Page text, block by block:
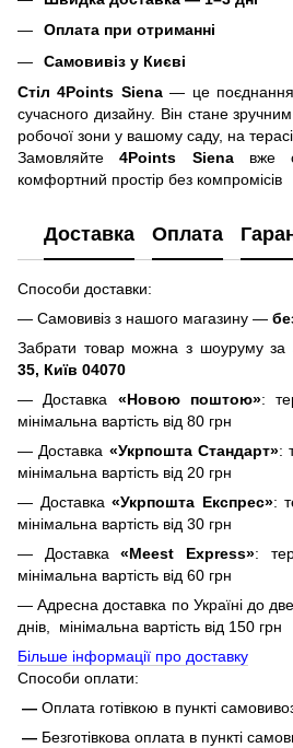
Оплата при отриманні
Самовивіз у Києві
Стіл 4Points Siena— це поєднання
сучасного дизайну. Він стане
робочої зони у вашому саду, на
Замовляйте4Points Sienaвже
комфортний простір без компромісів
Доставка Оплата
Способи доставки:
— Самовивіз з нашого магазину —
Забрати товар можна з шоуруму за
35, Київ 04070
— Доставка «Новою поштою»:
мінімальна вартість від 80 грн
— Доставка «Укрпошта Стандарт»:
мінімальна вартість від 20 грн
— Доставка«Укрпошта Експрес»:
мінімальна вартість від 30 грн
— Доставка«Meest Express»:
мінімальна вартість від 60 грн
— Адресна доставка по Україні до
днів, мінімальна вартість від 150 грн
Більше інформації про доставку
Способи оплати:
— Оплата готівкою в пункті
— Безготівкова оплата в пункті